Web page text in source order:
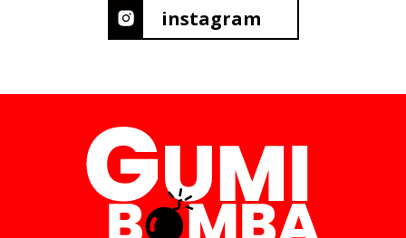
instagram